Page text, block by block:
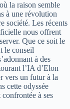
la raison semble
à une révolution
société. Les récents
nous offrent
Que ce soit le
le conseil
à des
l’IA d’Elon
vers un futur à la
cette odyssée
à ses